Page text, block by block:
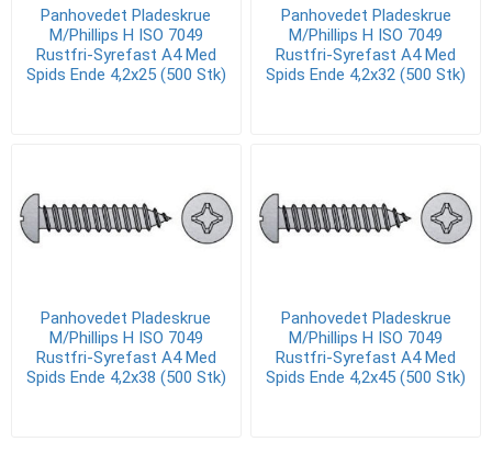
Panhovedet Pladeskrue
M/Phillips H ISO 7049
Rustfri-Syrefast A4 Med
Spids Ende 4,2x25 (500 Stk)
Panhovedet Pladeskrue
M/Phillips H ISO 7049
Rustfri-Syrefast A4 Med
Spids Ende 4,2x32 (500 Stk)
Panhovedet Pladeskrue
M/Phillips H ISO 7049
Rustfri-Syrefast A4 Med
Spids Ende 4,2x38 (500 Stk)
Panhovedet Pladeskrue
M/Phillips H ISO 7049
Rustfri-Syrefast A4 Med
Spids Ende 4,2x45 (500 Stk)